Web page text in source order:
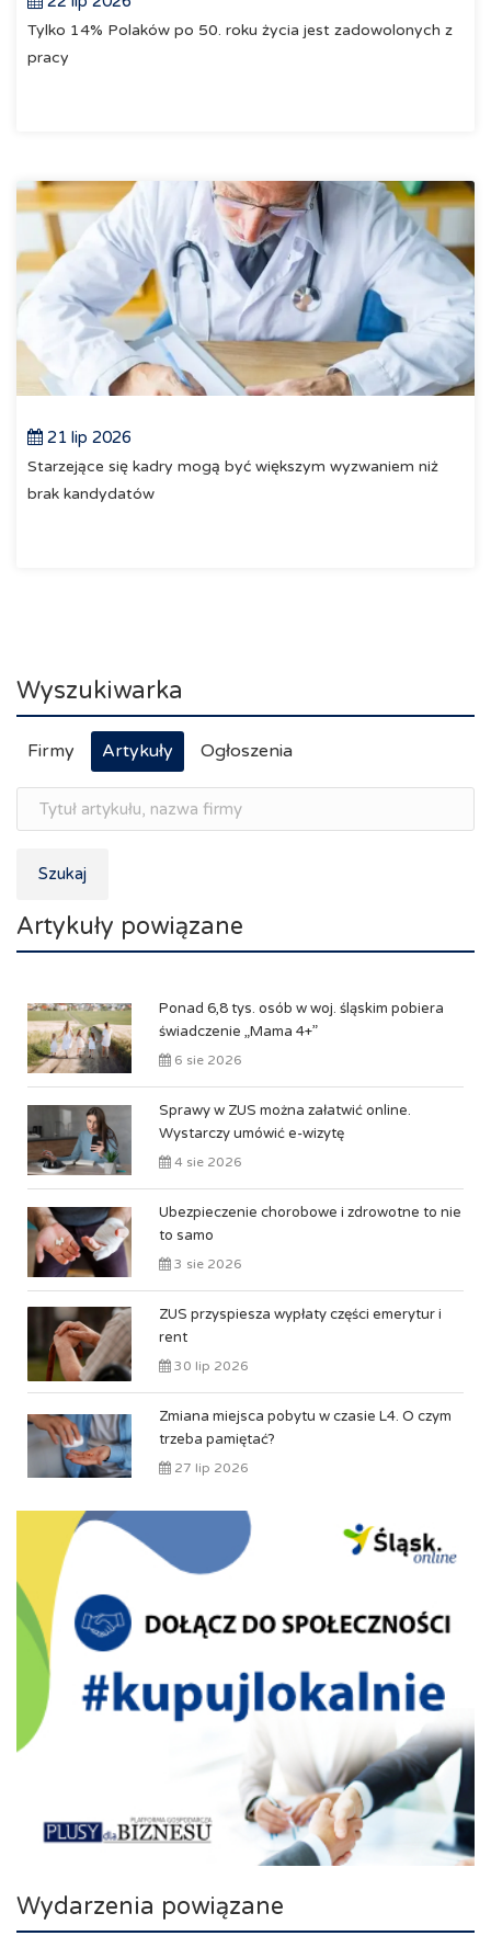
Tylko 14% Polaków po 50. roku życia jest zadowolonych z
pracy
21 lip 2026
Starzejące się kadry mogą być większym wyzwaniem niż
brak kandydatów
Wyszukiwarka
Firmy Artykuły Ogłoszenia
Szukaj
Artykuły powiązane
Ponad 6,8 tys. osób w woj. śląskim pobiera
świadczenie „Mama 4+”
6 sie 2026
Sprawy w ZUS można załatwić online.
Wystarczy umówić e-wizytę
4 sie 2026
Ubezpieczenie chorobowe i zdrowotne to nie
to samo
3 sie 2026
ZUS przyspiesza wypłaty części emerytur i
rent
30 lip 2026
Zmiana miejsca pobytu w czasie L4. O czym
trzeba pamiętać?
27 lip 2026
Wydarzenia powiązane